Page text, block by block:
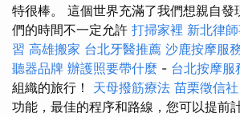
特很棒。 這個世界充滿了我們想親自發
們的時間不一定允許 打掃家裡 新北律
習 高雄搬家 台北牙醫推薦 沙鹿按摩服
聽器品牌 辦護照要帶什麼 - 台北按摩服
組織的旅行！ 天母撥筋療法 苗栗徵信社
功能，最佳的程序和路線，您可以提前